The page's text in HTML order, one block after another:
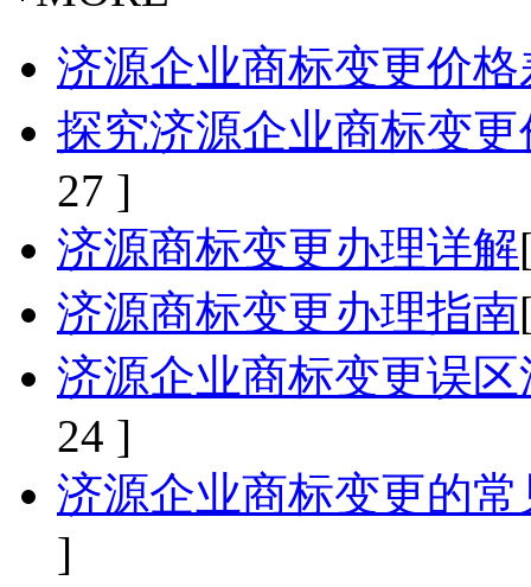
济源企业商标变更价
探究济源企业商标变
27 ]
济源商标变更办理详解
济源商标变更办理指南
济源企业商标变更误
24 ]
济源企业商标变更的
]